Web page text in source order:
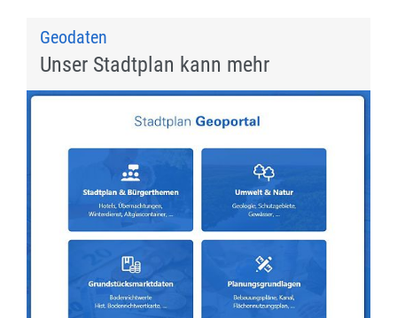
Geodaten
Unser Stadtplan kann mehr